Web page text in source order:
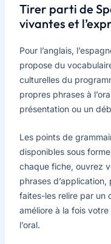
Tirer parti de
vivantes et
Pour l’anglais,
propose du
culturelles du
propres phrases à
présentation ou un
Les points de
disponibles sous
chaque fiche, ouvrez
phrases
faites-les relire par un
améliore à la fois
l’oral.